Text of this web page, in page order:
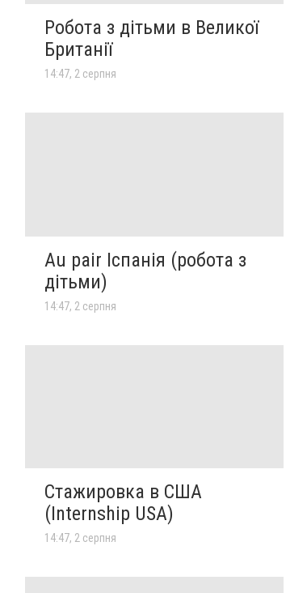
Робота з дітьми в Великої
Британії
14:47, 2 серпня
Au pair Іспанія (робота з
дітьми)
14:47, 2 серпня
Стажировка в США
(Internship USA)
14:47, 2 серпня